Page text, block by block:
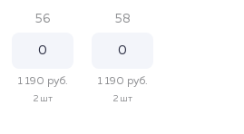
56
1 190 руб.
2 шт
58
1 190 руб.
2 шт